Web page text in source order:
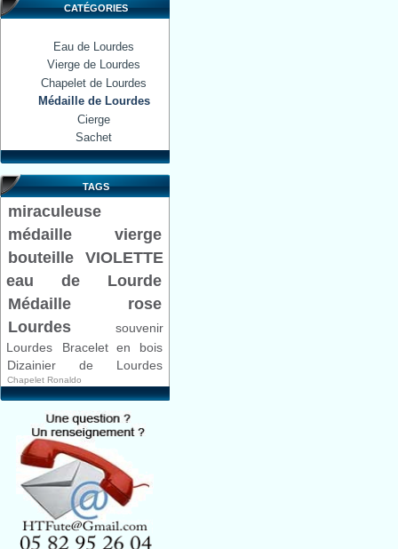
CATÉGORIES
Eau de Lourdes
Vierge de Lourdes
Chapelet de Lourdes
Médaille de Lourdes
Cierge
Sachet
TAGS
miraculeuse
médaille
vierge
bouteille VIOLETTE
eau de Lourde
Médaille rose
Lourdes
souvenir
Lourdes
Bracelet en bois
Dizainier de Lourdes
Chapelet Ronaldo